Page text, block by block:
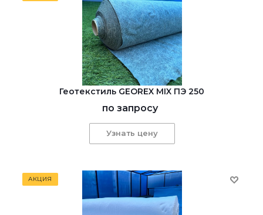
Геотекстиль GEOREX MIX ПЭ 250
по запросу
Узнать цену
АКЦИЯ